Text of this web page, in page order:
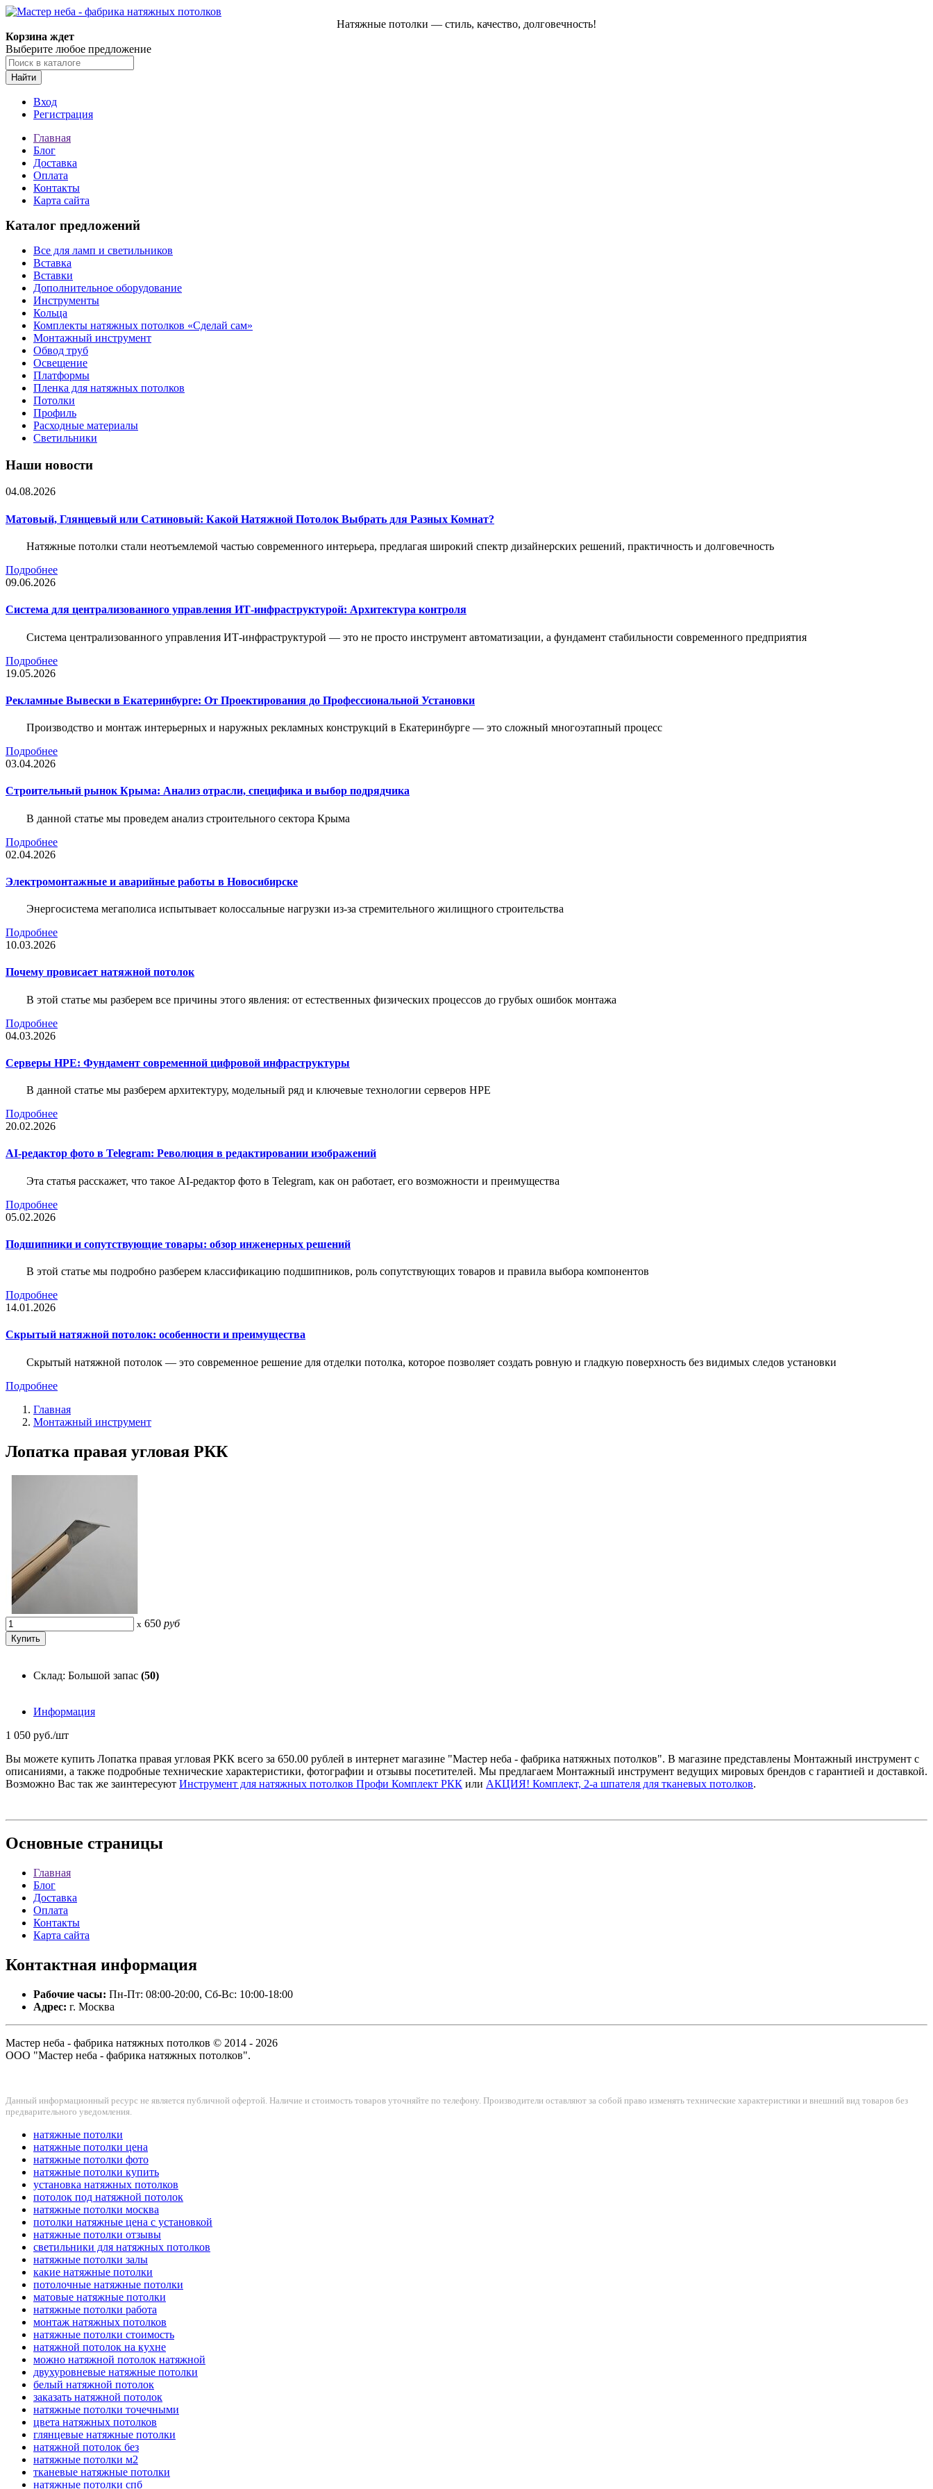
Натяжные потолки — стиль, качество, долговечность!
Корзина ждет
Выберите любое предложение
Найти
Вход
Регистрация
Главная
Блог
Доставка
Оплата
Контакты
Карта сайта
Каталог предложений
Все для ламп и светильников
Вставка
Вставки
Дополнительное оборудование
Инструменты
Кольца
Комплекты натяжных потолков «Сделай сам»
Монтажный инструмент
Обвод труб
Освещение
Платформы
Пленка для натяжных потолков
Потолки
Профиль
Расходные материалы
Светильники
Наши новости
04.08.2026
Матовый, Глянцевый или Сатиновый: Какой Натяжной Потолок Выбрать для Разных Комнат?
Натяжные потолки стали неотъемлемой частью современного интерьера, предлагая широкий спектр дизайнерских решений, практичность и долговечность
Подробнее
09.06.2026
Система для централизованного управления ИТ-инфраструктурой: Архитектура контроля
Система централизованного управления ИТ-инфраструктурой — это не просто инструмент автоматизации, а фундамент стабильности современного предприятия
Подробнее
19.05.2026
Рекламные Вывески в Екатеринбурге: От Проектирования до Профессиональной Установки
Производство и монтаж интерьерных и наружных рекламных конструкций в Екатеринбурге — это сложный многоэтапный процесс
Подробнее
03.04.2026
Строительный рынок Крыма: Анализ отрасли, специфика и выбор подрядчика
В данной статье мы проведем анализ строительного сектора Крыма
Подробнее
02.04.2026
Электромонтажные и аварийные работы в Новосибирске
Энергосистема мегаполиса испытывает колоссальные нагрузки из-за стремительного жилищного строительства
Подробнее
10.03.2026
Почему провисает натяжной потолок
В этой статье мы разберем все причины этого явления: от естественных физических процессов до грубых ошибок монтажа
Подробнее
04.03.2026
Серверы HPE: Фундамент современной цифровой инфраструктуры
В данной статье мы разберем архитектуру, модельный ряд и ключевые технологии серверов HPE
Подробнее
20.02.2026
AI-редактор фото в Telegram: Революция в редактировании изображений
Эта статья расскажет, что такое AI-редактор фото в Telegram, как он работает, его возможности и преимущества
Подробнее
05.02.2026
Подшипники и сопутствующие товары: обзор инженерных решений
В этой статье мы подробно разберем классификацию подшипников, роль сопутствующих товаров и правила выбора компонентов
Подробнее
14.01.2026
Скрытый натяжной потолок: особенности и преимущества
Скрытый натяжной потолок — это современное решение для отделки потолка, которое позволяет создать ровную и гладкую поверхность без видимых следов установки
Подробнее
Главная
Монтажный инструмент
Лопатка правая угловая РКК
x 650 руб
Склад: Большой запас (50)
Информация
1 050 руб./шт
Вы можете купить Лопатка правая угловая РКК всего за 650.00 рублей в интернет магазине "Мастер неба - фабрика натяжных потолков". В магазине представлены Монтажный инструмент с
описаниями, а также подробные технические характеристики, фотографии и отзывы посетителей. Мы предлагаем Монтажный инструмент ведущих мировых брендов с гарантией и доставкой.
Возможно Вас так же заинтересуют Инструмент для натяжных потолков Профи Комплект РКК или АКЦИЯ! Комплект, 2-а шпателя для тканевых потолков.
Основные страницы
Главная
Блог
Доставка
Оплата
Контакты
Карта сайта
Контактная информация
Рабочие часы: Пн-Пт: 08:00-20:00, Сб-Вс: 10:00-18:00
Адрес: г. Москва
Мастер неба - фабрика натяжных потолков © 2014 - 2026
ООО "Мастер неба - фабрика натяжных потолков".
Данный информационный ресурс не является публичной офертой. Наличие и стоимость товаров уточняйте по телефону. Производители оставляют за собой право изменять технические характеристики и внешний вид товаров без
предварительного уведомления.
натяжные потолки
натяжные потолки цена
натяжные потолки фото
натяжные потолки купить
установка натяжных потолков
потолок под натяжной потолок
натяжные потолки москва
потолки натяжные цена с установкой
натяжные потолки отзывы
светильники для натяжных потолков
натяжные потолки залы
какие натяжные потолки
потолочные натяжные потолки
матовые натяжные потолки
натяжные потолки работа
монтаж натяжных потолков
натяжные потолки стоимость
натяжной потолок на кухне
можно натяжной потолок натяжной
двухуровневые натяжные потолки
белый натяжной потолок
заказать натяжной потолок
натяжные потолки точечными
цвета натяжных потолков
глянцевые натяжные потолки
натяжной потолок без
натяжные потолки м2
тканевые натяжные потолки
натяжные потолки спб